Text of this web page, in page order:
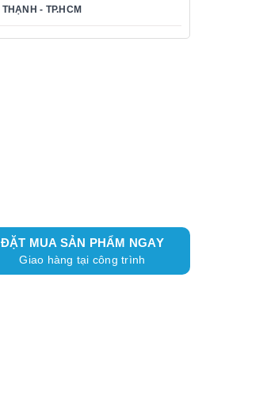
THẠNH - TP.HCM
ĐẶT MUA SẢN PHẨM NGAY
Giao hàng tại công trình